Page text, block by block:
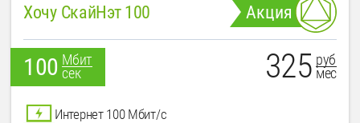
Хочу СкайНэт 100 Акция
100 Мбит
сек
325 руб
мес
Интернет 100 Мбит/с